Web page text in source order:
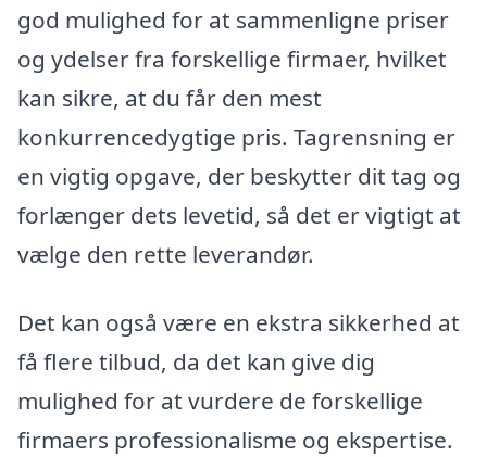
god mulighed for at sammenligne priser
og ydelser fra forskellige firmaer, hvilket
kan sikre, at du får den mest
konkurrencedygtige pris. Tagrensning er
en vigtig opgave, der beskytter dit tag og
forlænger dets levetid, så det er vigtigt at
vælge den rette leverandør.
Det kan også være en ekstra sikkerhed at
få flere tilbud, da det kan give dig
mulighed for at vurdere de forskellige
firmaers professionalisme og ekspertise.